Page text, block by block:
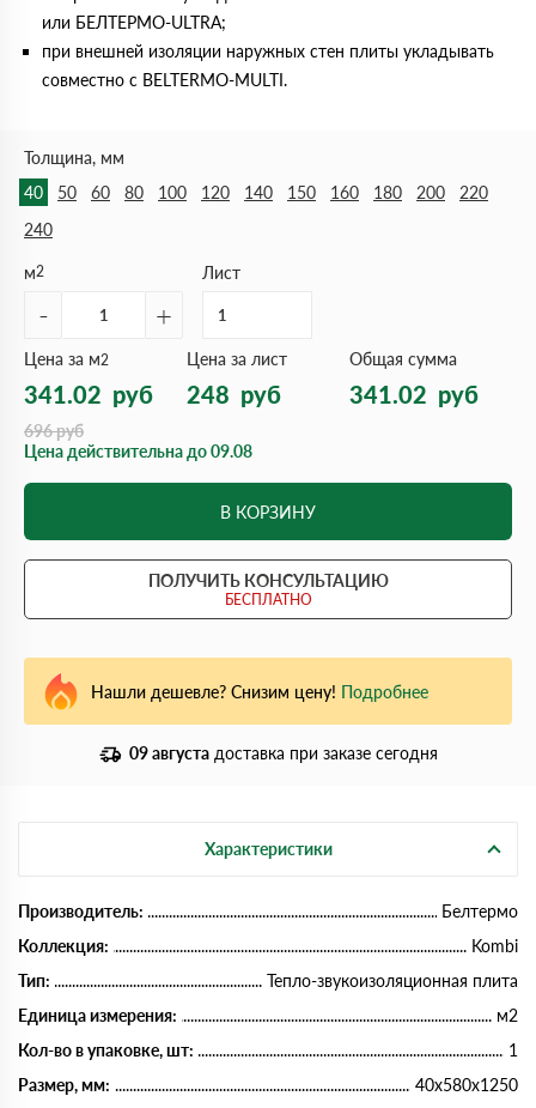
или БЕЛТЕРМО-ULTRA;
при внешней изоляции наружных стен плиты укладывать
совместно с BELTERMO-MULTI.
Толщина, мм
40
50 60 80 100 120 140 150 160 180 200
220
240
м2
- +
Лист
Цена за м2
341.02 руб
Цена за лист
248 руб
Общая сумма
341.02 руб
696руб
Цена действительна до 09.08
В КОРЗИНУ
ПОЛУЧИТЬ КОНСУЛЬТАЦИЮ
БЕСПЛАТНО
Нашли дешевле? Снизим цену! Подробнее
09 августа доставка при заказе сегодня
Характеристики
Производитель:
Белтермо
Коллекция:
Kombi
Тип:
Тепло-звукоизоляционная плита
Единица измерения:
м2
Кол-во в упаковке, шт:
1
Размер, мм:
40х580х1250